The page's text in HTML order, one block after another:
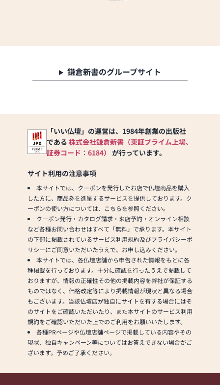
鎌倉新書のグループサイト
「いい仏壇」の運営は、1984年創業の出版社
である 株式会社鎌倉新書（東証プライム上場、
証券コード：6184） が行っています。
サイト利用の注意事項
本サイトでは、クーポンを発行したお店で仏壇商品を購入
した方に、商品券を進呈するサービスを提供しております。ク
ーポンの使い方については、こちらを参照ください。
クーポン発行・カタログ請求・来店予約・オンライン相談
など各種お問い合わせはすべて「無料」で承ります。本サイト
の下部に掲載されているサービス利用規約及びプライバシーポ
リシーにご同意いただいたうえで、お申し込みください。
本サイトでは、各仏壇店舗から申告された情報をもとに各
種掲載を行っております。十分に確認を行ったうえで掲載して
おりますが、情報の正確性その他の掲載内容を弊社が保証する
ものではなく、価格改定等により掲載情報が現状と異なる場合
もございます。当該仏壇店が独自にサイトを有する場合にはそ
のサイトをご確認いただいたり、また本サイトのサービス利用
規約をご確認いただいた上でのご利用をお願いいたします。
各種PRページや仏壇店舗ページで掲載している内容やその
現状、独自キャンペーン等についてはお答えできない場合がご
ざいます。予めご了承ください。